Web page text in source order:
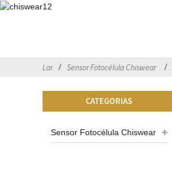
Lar Sensor Fotocélula Chiswear
CATEGORIAS
Sensor Fotocélula Chiswear